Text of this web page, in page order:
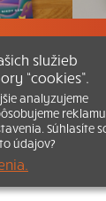
Obsah
Tlačená
|Všetky práva
kresťanskému
služieb
“cookies”.
analyzujeme
Súhlasíte
údajov?